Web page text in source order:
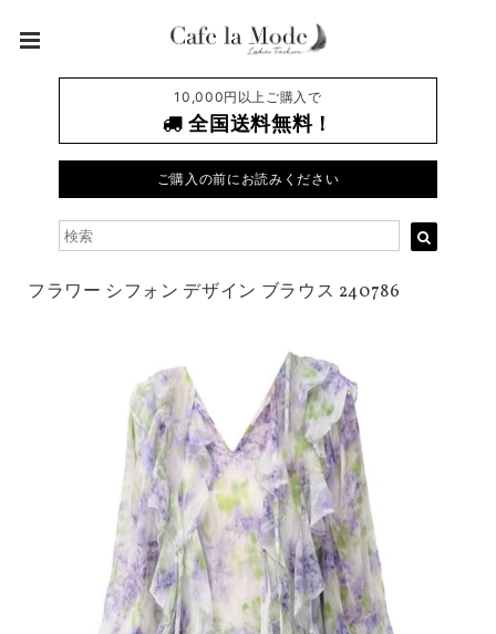
10,000円以上ご購入で
全国送料無料！
ご購入の前にお読みください
フラワー シフォン デザイン ブラウス 240786